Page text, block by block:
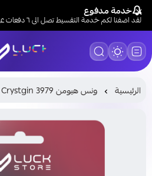
خدمة مدفوع
لقد اضفنا لكم خدمة التقسيط تصل الى ٦ دفعات عبر مدفوع
LUCK STORE
الرئيسية ونس هيومن Crystgin 3979